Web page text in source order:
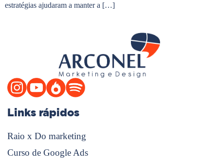
estratégias ajudaram a manter a […]
Links rápidos
Raio x Do marketing
Curso de Google Ads